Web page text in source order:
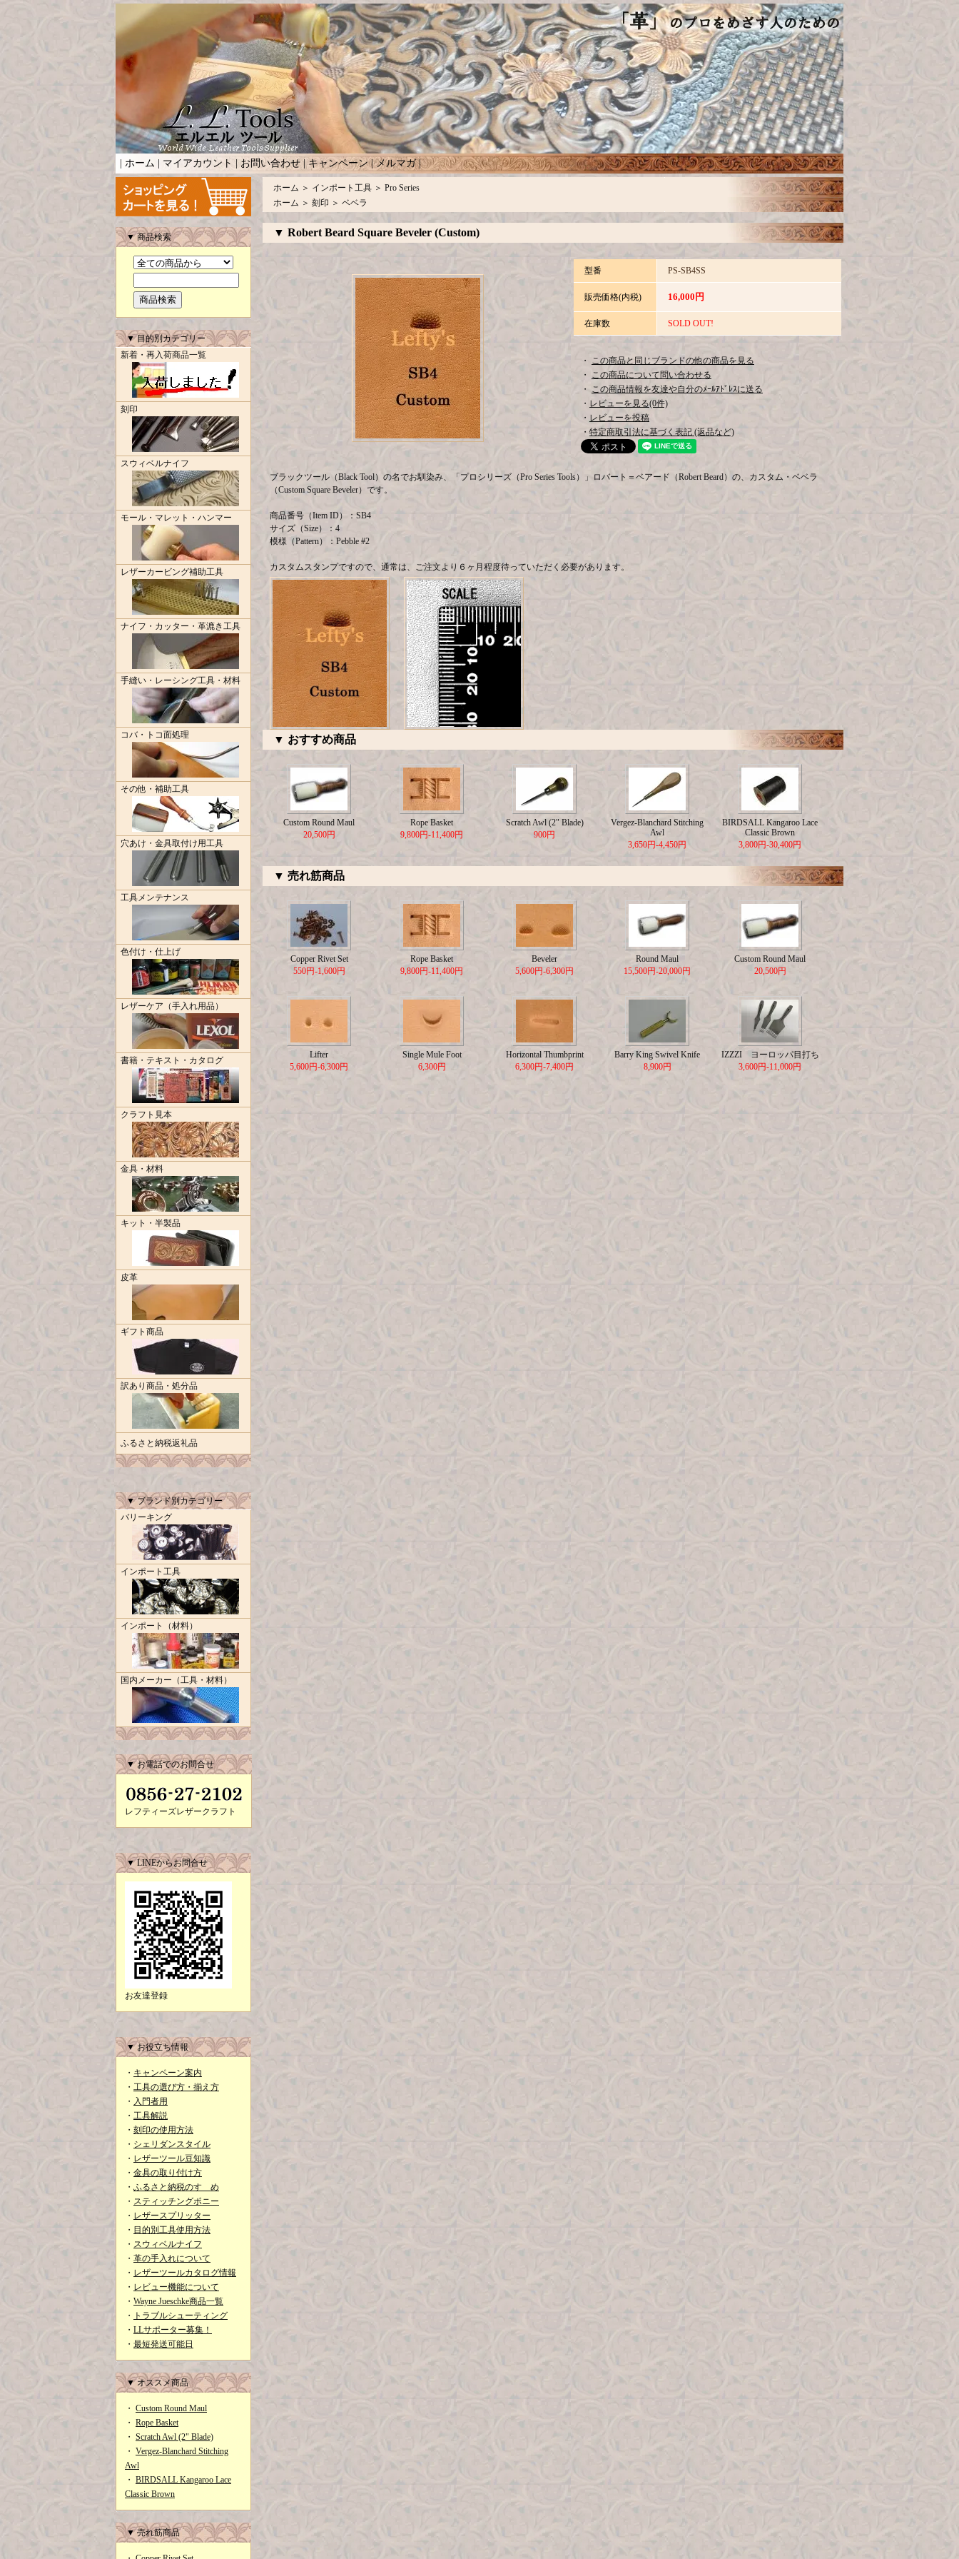
ホーム マイアカウント | お問い合わせ | キャンペーン|メルマガ|
▼ 商品検索
▼ 目的別カテゴリー
新着・再入荷商品一覧
刻印
スウィベルナイフ
モール・マレット・ハンマー
レザーカービング補助工具
ナイフ・カッター・革漉き工具
手縫い・レーシング工具・材料
コバ・トコ面処理
その他・補助工具
穴あけ・金具取付け用工具
工具メンテナンス
色付け・仕上げ
レザーケア（手入れ用品）
書籍・テキスト・カタログ
クラフト見本
金具・材料
キット・半製品
皮革
ギフト商品
訳あり商品・処分品
ふるさと納税返礼品
▼ ブランド別カテゴリー
バリーキング
インポート工具
インポート（材料）
国内メーカー（工具・材料）
▼ お電話でのお問合せ
レフティーズレザークラフト
▼ LINEからお問合せ
お友達登録
▼ お役立ち情報
・ キャンペーン案内
・ 工具の選び方・揃え方
・ 入門者用
・ 工具解説
・ 刻印の使用方法
・ シェリダンスタイル
・ レザーツール豆知識
・ 金具の取り付け方
・ ふるさと納税のすゝめ
・ スティッチングポニー
・ レザースプリッター
・ 目的別工具使用方法
・ スウィベルナイフ
・ 革の手入れについて
・ レザーツールカタログ情報
・ レビュー機能について
・ Wayne Jueschke商品一覧
・
トラブルシューティング
・ LLサポーター募集！
・ 最短発送可能日
▼ オススメ商品
・ Custom Round Maul
・ Rope Basket
・ Scratch Awl (2" Blade)
・ Vergez-Blanchard Stitching
Awl
・ BIRDSALL Kangaroo Lace
Classic Brown
▼ 売れ筋商品
ホーム ＞ インポート工具 ＞ Pro Series
ホーム ＞ 刻印 ＞ ベベラ
▼ Robert Beard Square Beveler (Custom)
型番 PS-SB4SS
販売価格(内税) 16,000円
在庫数 SOLD OUT!
・ この商品と同じブランドの他の商品を見る
・ この商品について問い合わせる
・ この商品情報を友達や自分のﾒｰﾙｱﾄﾞﾚｽに送る
・ レビューを見る(0件)
・ レビューを投稿
・ 特定商取引法に基づく表記 (返品など)
ブラックツール（Black Tool）の名でお馴染み、「プロシリーズ（Pro Series Tools）」ロバート＝ベアード（Robert Beard）の、カスタム・ベベラ
（Custom Square Beveler）です。
商品番号（Item ID）：SB4
サイズ（Size）：4
模様（Pattern）：Pebble #2
カスタムスタンプですので、通常は、ご注文より６ヶ月程度待っていただく必要があります。
▼ おすすめ商品
Custom Round Maul
20,500円
Rope Basket
9,800円-11,400円
Scratch Awl (2" Blade)
900円
Vergez-Blanchard Stitching
Awl
3,650円-4,450円
BIRDSALL Kangaroo Lace
Classic Brown
3,800円-30,400円
▼ 売れ筋商品
Copper Rivet Set
550円-1,600円
Rope Basket
9,800円-11,400円
Beveler
5,600円-6,300円
Round Maul
15,500円-20,000円
Custom Round Maul
20,500円
Lifter
5,600円-6,300円
Single Mule Foot
6,300円
Horizontal Thumbprint
6,300円-7,400円
Barry King Swivel Knife
8,900円
IZZZI ヨーロッパ目打ち
3,600円-11,000円